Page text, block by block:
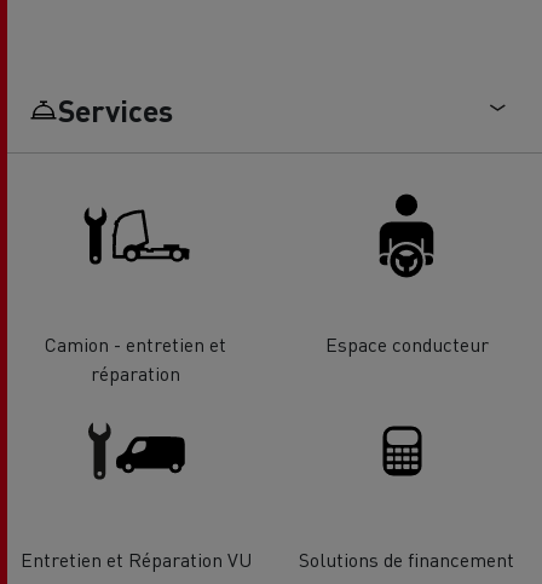
Services
Camion - entretien et
réparation
Espace conducteur
Entretien et Réparation VU Solutions de financement